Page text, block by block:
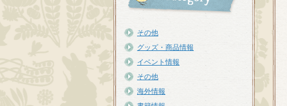
その他
グッズ・商品情報
イベント情報
その他
海外情報